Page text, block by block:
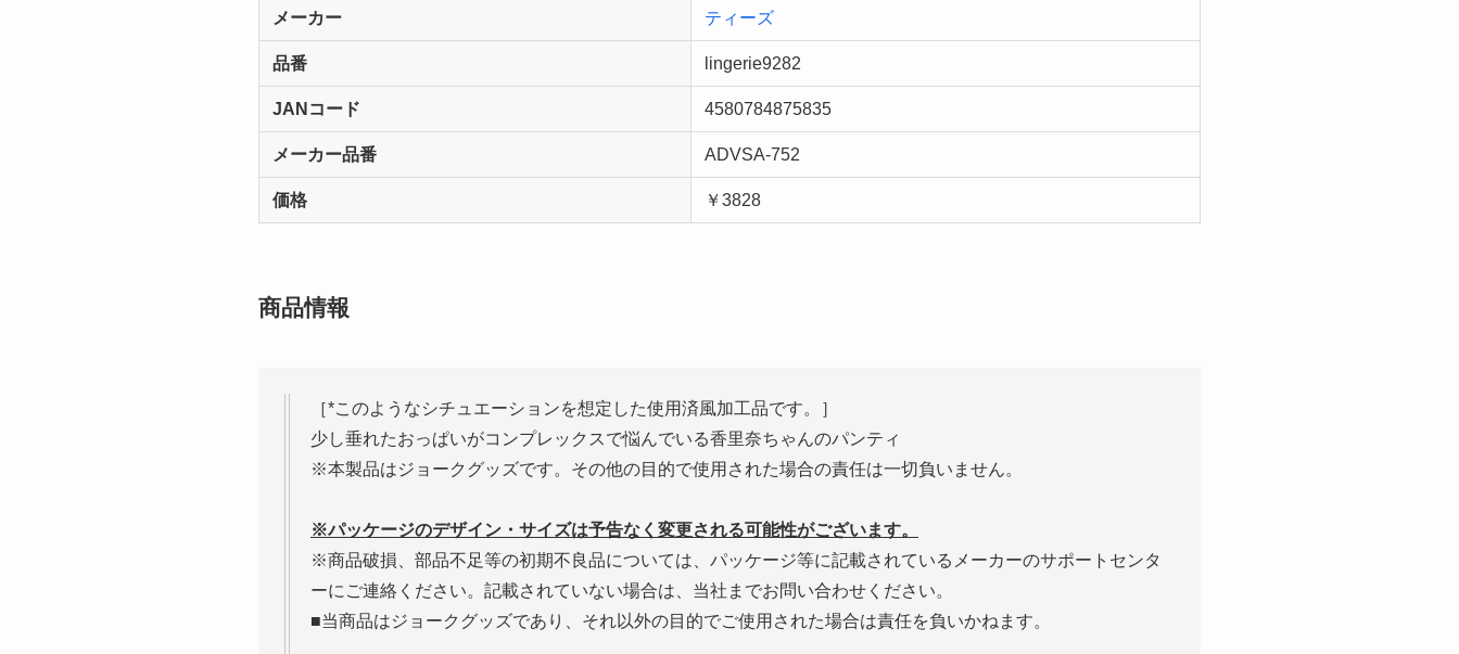
メーカー ティーズ
品番 lingerie9282
JANコード 4580784875835
メーカー品番 ADVSA-752
価格 ￥3828
商品情報
［*このようなシチュエーションを想定した使用済風加工品です。］
少し垂れたおっぱいがコンプレックスで悩んでいる香里奈ちゃんのパンティ
※本製品はジョークグッズです。その他の目的で使用された場合の責任は一切負いません。
※パッケージのデザイン・サイズは予告なく変更される可能性がございます。
※商品破損、部品不足等の初期不良品については、パッケージ等に記載されているメーカーのサポートセンタ
ーにご連絡ください。記載されていない場合は、当社までお問い合わせください。
■当商品はジョークグッズであり、それ以外の目的でご使用された場合は責任を負いかねます。